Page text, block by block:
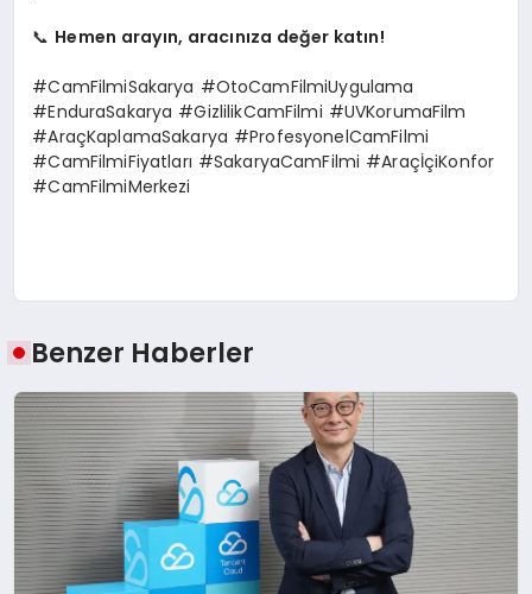
📞 Hemen arayın, aracınıza değer katın!
#CamFilmiSakarya #OtoCamFilmiUygulama
#EnduraSakarya #GizlilikCamFilmi #UVKorumaFilm
#AraçKaplamaSakarya #ProfesyonelCamFilmi
#CamFilmiFiyatları #SakaryaCamFilmi #AraçİçiKonfor
#CamFilmiMerkezi
Benzer Haberler